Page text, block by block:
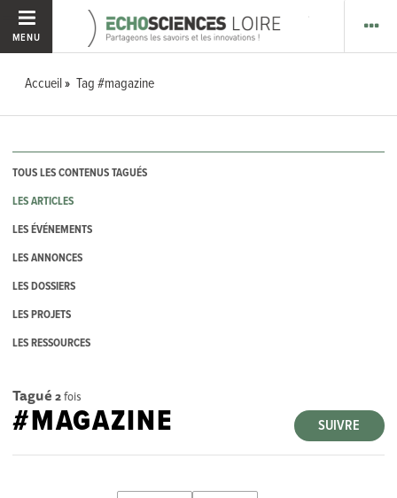
MENU
Accueil Tag #magazine
TOUS LES CONTENUS TAGUÉS
LES ARTICLES
LES ÉVÉNEMENTS
LES ANNONCES
LES DOSSIERS
LES PROJETS
LES RESSOURCES
Tagué 2fois
SUIVRE
#MAGAZINE